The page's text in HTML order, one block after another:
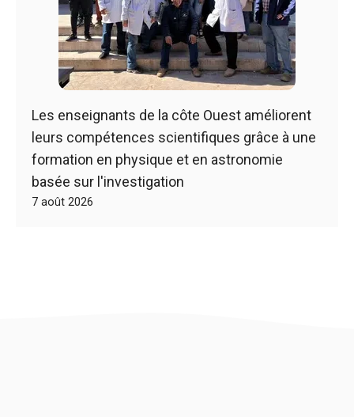
Les enseignants de la côte Ouest améliorent
leurs compétences scientifiques grâce à une
formation en physique et en astronomie
basée sur l'investigation
7 août 2026